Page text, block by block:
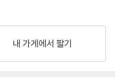
내 가게에서 팔기